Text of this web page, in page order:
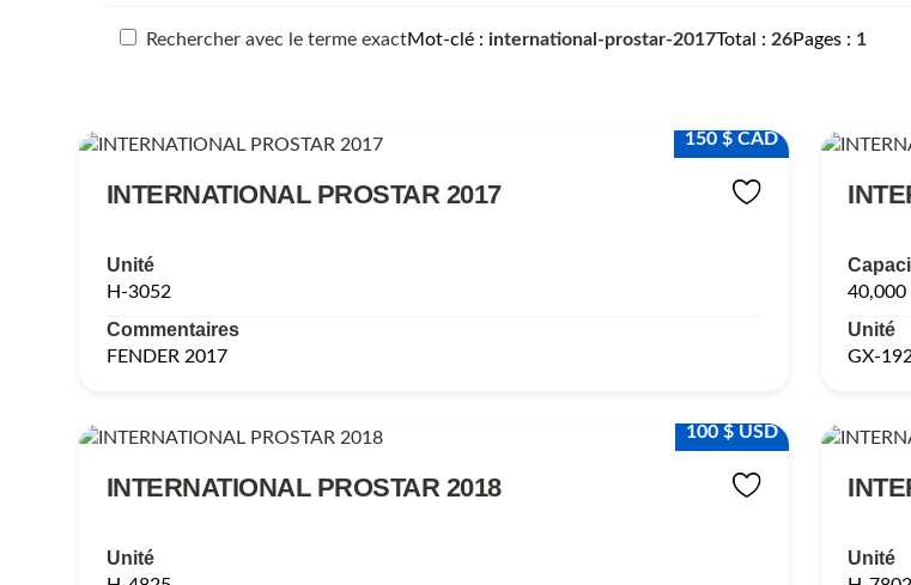
Rechercher avec le terme exactMot-clé international-prostar-2017Total 26Pages 1
150 $ CAD
INTERNATIONAL PROSTAR 2017
Unité
H-3052
Commentaires
FENDER 2017
40,000
Unité
GX-
100 $ USD
INTERNATIONAL PROSTAR 2018
Unité Unité